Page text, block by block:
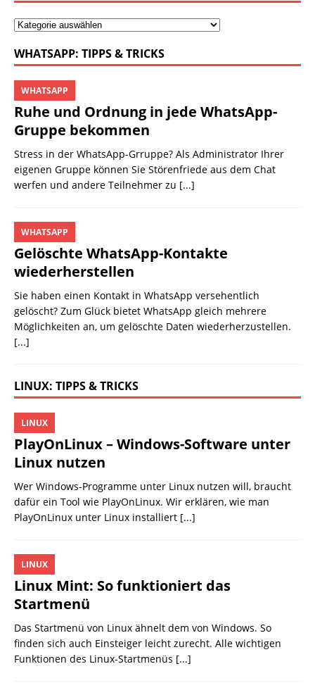
WHATSAPP: TIPPS & TRICKS
Ruhe und Ordnung in jede WhatsApp-
Gruppe bekommen
WHATSAPP
Stress in der WhatsApp-Grruppe? Als Administrator Ihrer
eigenen Gruppe können Sie Störenfriede aus dem Chat
werfen und andere Teilnehmer zu [...]
Gelöschte WhatsApp-Kontakte
wiederherstellen
WHATSAPP
Sie haben einen Kontakt in WhatsApp versehentlich
gelöscht? Zum Glück bietet WhatsApp gleich mehrere
Möglichkeiten an, um gelöschte Daten wiederherzustellen.
[...]
LINUX: TIPPS & TRICKS
PlayOnLinux – Windows-Software unter
Linux nutzen
LINUX
Wer Windows-Programme unter Linux nutzen will, braucht
dafür ein Tool wie PlayOnLinux. Wir erklären, wie man
PlayOnLinux unter Linux installiert [...]
Linux Mint: So funktioniert das
Startmenü
LINUX
Das Startmenü von Linux ähnelt dem von Windows. So
finden sich auch Einsteiger leicht zurecht. Alle wichtigen
Funktionen des Linux-Startmenüs [...]